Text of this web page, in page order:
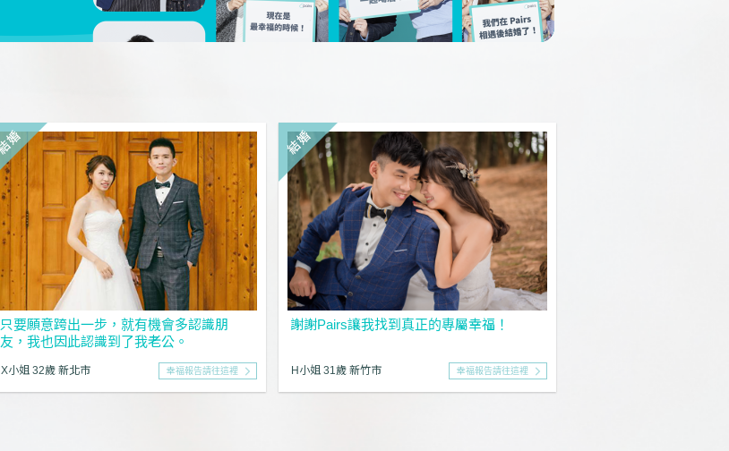
只要願意跨出一步，就有機會多認識朋
友，我也因此認識到了我老公。
X小姐 32歲 新北市 幸福報告請往這裡
謝謝Pairs讓我找到真正的專屬幸福！
H小姐 31歲 新竹市 幸福報告請往這裡